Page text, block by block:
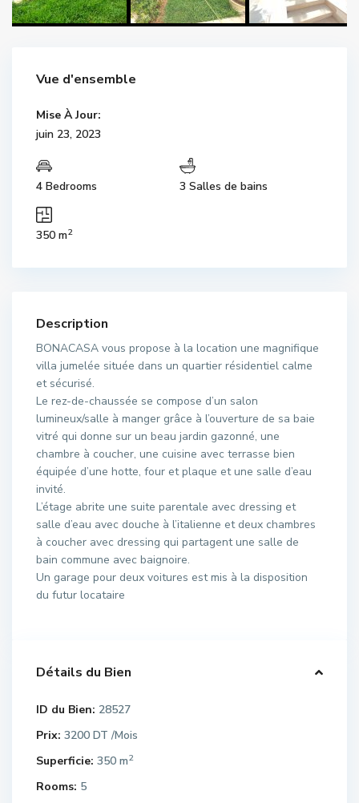
Vue d'ensemble
Mise À Jour:
juin 23, 2023
4 Bedrooms 3 Salles de bains
350 m2
Description
BONACASA vous propose à la location une magnifique
villa jumelée située dans un quartier résidentiel calme
et sécurisé.
Le rez-de-chaussée se compose d’un salon
lumineux/salle à manger grâce à l’ouverture de sa baie
vitré qui donne sur un beau jardin gazonné, une
chambre à coucher, une cuisine avec terrasse bien
équipée d’une hotte, four et plaque et une salle d’eau
invité.
L’étage abrite une suite parentale avec dressing et
salle d’eau avec douche à l’italienne et deux chambres
à coucher avec dressing qui partagent une salle de
bain commune avec baignoire.
Un garage pour deux voitures est mis à la disposition
du futur locataire
Détails du Bien
ID du Bien: 28527
Prix: 3200 DT /Mois
Superficie: 350 m2
Rooms: 5